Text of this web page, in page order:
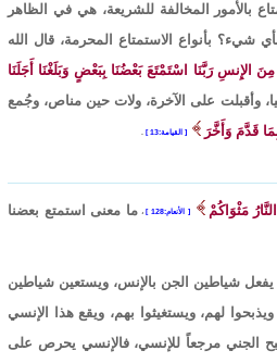
بالأمور المخالفة للشريعة، هي في الظاهر
بأنواع الاستمتاع المحرمة، قال الله
رَبَّنَا اسْتَمْتَعَ بَعْضُنَا بِبَعْضٍ وَبَلَغْنَا أَجَلَنَا
وأقبلت على الآخرة، ولات حين مناص، وجُمع
قَدَّمَ وَأَخَّرَ القيامة:13 .
مَثْوَاكُمْ الأنعام:128 ، ما معنى استمتع بعضنا
يفعل شياطين الجن بالإنس، ويستعين شياطين
لهم، ويستغيثوا بهم، ويقع هذا الإنسي
الجني مرجعاً للإنسي، فالإنسي يحرص على